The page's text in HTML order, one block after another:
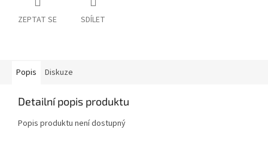
ZEPTAT SE SDÍLET
Popis Diskuze
Detailní popis produktu
Popis produktu není dostupný